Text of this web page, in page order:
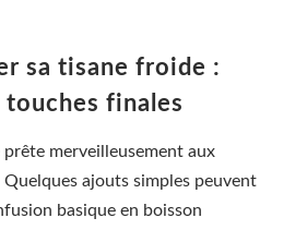
sa tisane froide :
finales
prête merveilleusement aux
ajouts simples peuvent
basique en boisson